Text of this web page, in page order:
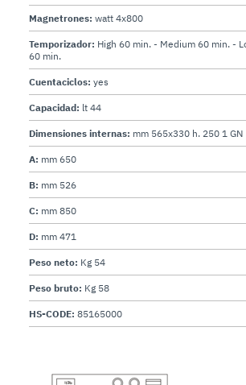
Magnetrones: watt 4x800
Temporizador: High 60 min. - Medium 60 min. -
60 min.
Cuentaciclos: yes
Capacidad: lt 44
Dimensiones internas: mm 565x330 h. 250 1 GN
A: mm 650
B: mm 526
C: mm 850
D: mm 471
Peso neto: Kg 54
Peso bruto: Kg 58
HS-CODE: 85165000